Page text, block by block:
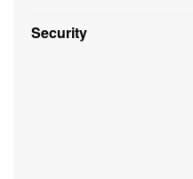
Security